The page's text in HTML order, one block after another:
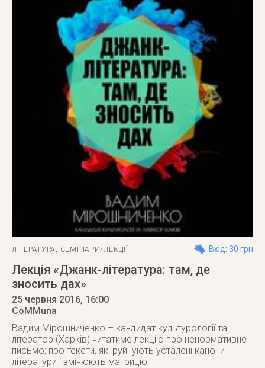
ЛІТЕРАТУРА , СЕМІНАРИ/ЛЕКЦІЇ Вхід: 30 грн
Лекція «Джанк-література: там, де
зносить дах»
25 червня 2016, 16:00
CoMMuna
Вадим Мірошниченко – кандидат культурології та
літератор (Харків) читатиме лекцію про ненормативне
письмо; про тексти, які руйнують усталені канони
літератури і змінюють матрицю